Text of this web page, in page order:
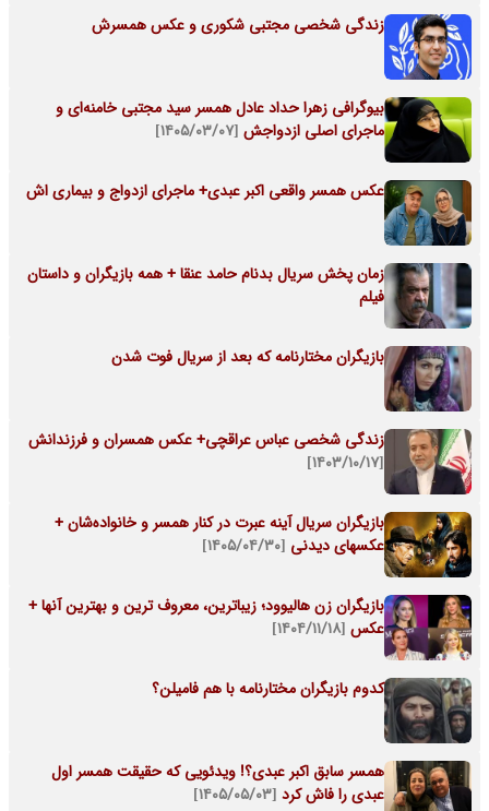
زندگی شخصی مجتبی شکوری و عکس همسرش
بیوگرافی زهرا حداد عادل همسر سید مجتبی خامنه‌ای و
ماجرای اصلی ازدواجش [۱۴۰۵/۰۳/۰۷]
عکس همسر واقعی اکبر عبدی+ ماجرای ازدواج و بیماری اش
زمان پخش سریال بدنام حامد عنقا + همه بازیگران و داستان
فیلم
بازیگران مختارنامه که بعد از سریال فوت شدن
زندگی شخصی عباس عراقچی+ عکس همسران و فرزندانش
[۱۴۰۳/۱۰/۱۷]
بازیگران سریال آینه عبرت در کنار همسر و خانواده‌شان +
عکسهای دیدنی [۱۴۰۵/۰۴/۳۰]
بازیگران زن هالیوود؛ زیباترین، معروف ترین و بهترین آنها +
عکس [۱۴۰۴/۱۱/۱۸]
کدوم بازیگران مختارنامه با هم فامیلن؟
همسر سابق اکبر عبدی؟! ویدئویی که حقیقت همسر اول
عبدی را فاش کرد [۱۴۰۵/۰۵/۰۳]